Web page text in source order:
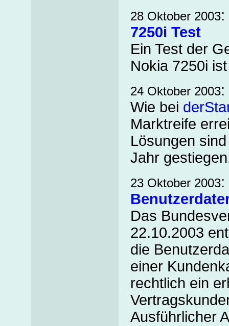
28 Oktober 2003:
7250i Test
Ein Test der
Nokia 7250i
24 Oktober 2003:
Wie bei
Marktreife
Lösungen
Jahr
23 Oktober 2003:
Das
22.10.2003
die
einer
rechtlich ein
Ausführlicher